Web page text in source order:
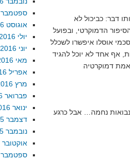
ועד היום הוא אותו דבר: כביכול לא
הדמוקרטי, ובפועל
אוסלו איפשרו לשכלל
אף אחד לא יוכל להגיד
נחמה… אבל כרגע
ספטמבר 2016
אוגוסט 2016
יולי 2016
יוני 2016
מאי 2016
אפריל 2016
מרץ 2016
פברואר 2016
ינואר 2016
דצמבר 2015
נובמבר 2015
אוקטובר 2015
ספטמבר 2015